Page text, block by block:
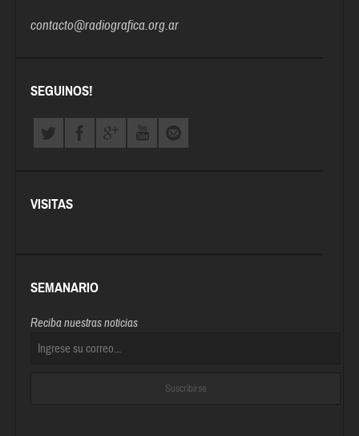
contacto@radiografica.org.ar
SEGUINOS!
VISITAS
SEMANARIO
Reciba nuestras noticias